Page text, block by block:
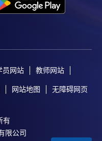
员网站 教师网站
网站地图 无障碍网页
有
限公司